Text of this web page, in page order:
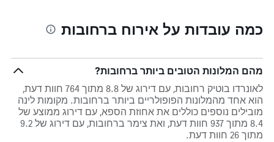
כמה עובדות על אירוח ברחובות
מהם המלונות הטובים ביותר ברחובות?
לאונרדו בוטיק רחובות, עם דירוג של 8.8 מתוך 764 חוות דעת,
הוא אחד מהמלונות הפופולריים ביותר ברחובות. מקומות לינה
מובילים נוספים כוללים את אחוזת הספא, עם דירוג ממוצע של
8.4 מתוך 937 חוות דעת, ואת צימר ברחובות, עם דירוג של 9.2
מתוך 26 חוות דעת.